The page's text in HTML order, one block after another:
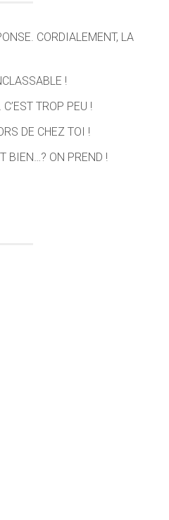
CORDIALEMENT, LA
!
TROP PEU !
DE CHEZ TOI !
BIEN…? ON PREND !